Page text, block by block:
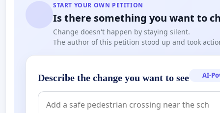
We, the undersigned of this petition, urge the
and to work with the Institut des sciences
ISM to continue its programs that ensure the
Quebec.
START YOUR OWN PETITION
Is there something you want to
Change doesn't happen by staying silent.
The author of this petition stood up and took
Describe the change you want to see AI-